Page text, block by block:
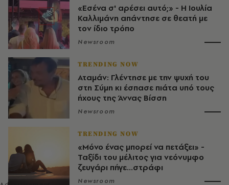
«Εσένα σ' αρέσει αυτό;» - Η Ιουλία
Καλλιμάνη απάντησε σε θεατή με
τον ίδιο τρόπο
Newsroom
TRENDING NOW
Αταμάν: Γλέντησε με την ψυχή του
στη Σύμη κι έσπασε πιάτα υπό τους
ήχους της Άννας Βίσση
Newsroom
TRENDING NOW
«Μόνο ένας μπορεί να πετάξει» -
Ταξίδι του μέλιτος για νεόνυμφο
ζευγάρι πήγε...στράφι
Newsroom